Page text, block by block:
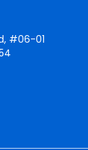
#06-01